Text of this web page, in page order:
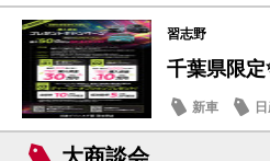
習志野
千葉県限
新車